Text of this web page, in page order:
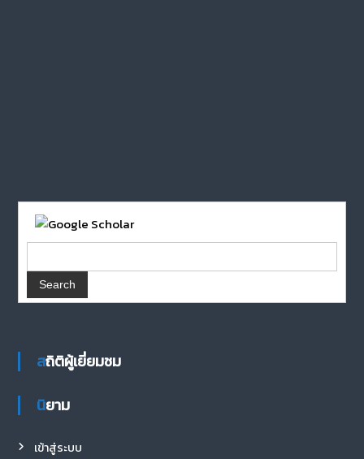
สถิติผู้เยี่ยมชม
นิยาม
เข้าสู่ระบบ